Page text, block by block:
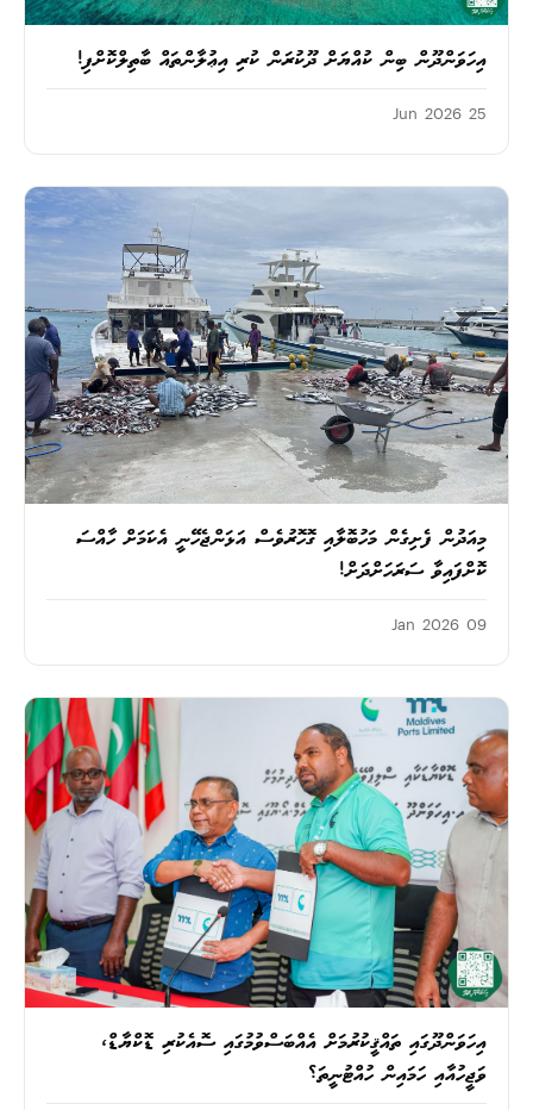
އިހަވަންދޫން ބިން ކުއްޔަށް ދޫކުރަން ކުރި އިޢުލާންތައް ބާތިލްކޮށްފި!
25 Jun 2026
މިއަދުން ފެށިގެން މަހުބޮލާއި ގޮހޮރުވެސް އަޅަންޖެހޭނީ އެކަމަށް ހާއްސަ
ކޮށްފައިވާ ސަރަހަށްދަށް!
09 Jan 2026
އިހަވަންދޫގައި ތައްޤީކުރުމަށް އެއްބަސްވުމުގައި ސޮއެކުރި ޑޮކްޔާޑް،
ވަޖީހުއާއި ހަމައިން ހުއްޓުނީތަ؟